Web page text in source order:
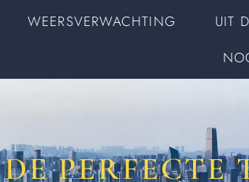
WEERSVERWACHTING
UIT
PERFECTE